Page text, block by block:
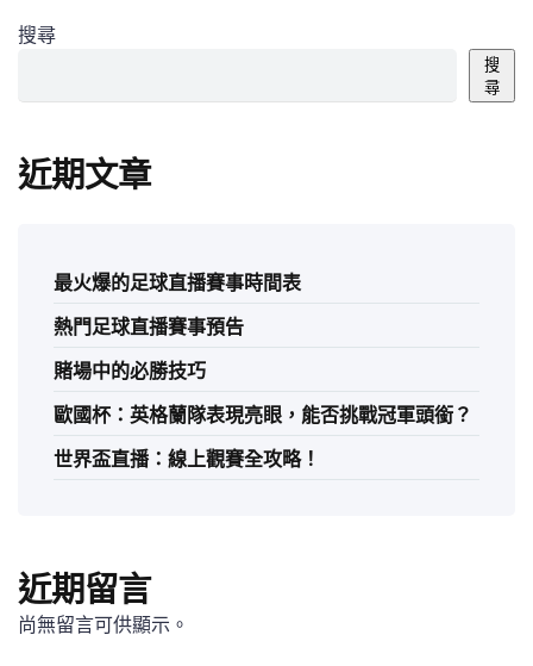
搜尋
搜
尋
近期文章
最火爆的足球直播賽事時間表
熱門足球直播賽事預告
賭場中的必勝技巧
歐國杯：英格蘭隊表現亮眼，能否挑戰冠軍頭銜？
世界盃直播：線上觀賽全攻略！
近期留言
尚無留言可供顯示。